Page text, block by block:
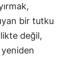
bir tutku
değil,